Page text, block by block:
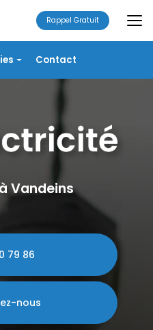
VMC
Contact
Rappel Gratuit
Vandeins
79 86
nous